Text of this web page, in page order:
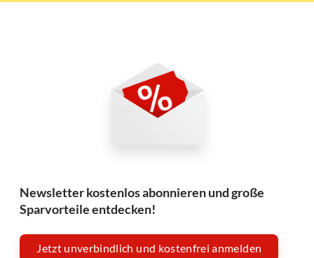
Newsletter kostenlos abonnieren und große
Sparvorteile entdecken!
Jetzt unverbindlich und kostenfrei anmelden